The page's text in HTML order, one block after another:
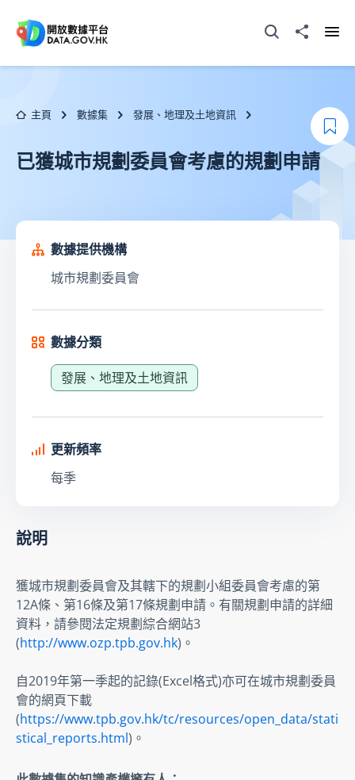
打開搜尋器分享至
主頁 數據集 發展、地理及土地資訊
已獲城市規劃委員會考慮的規劃申請
加
數據提供機構
城市規劃委員會
數據分類
發展、地理及土地資訊
更新頻率
每季
說明
獲城市規劃委員會及其轄下的規劃小組委員會考慮的第
12A條、第16條及第17條規劃申請。有關規劃申請的詳細
資料，請參閱法定規劃綜合網站3
(http://www.ozp.tpb.gov.hk)。
自2019年第一季起的記錄(Excel格式)亦可在城市規劃委員
會的網頁下載
(https://www.tpb.gov.hk/tc/resources/open_data/stati
stical_reports.html)。